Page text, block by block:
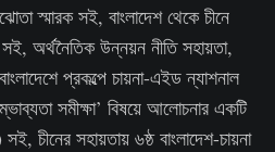
স্মারক সই, বাংলাদেশ থেকে চীনে
অর্থনৈতিক উন্নয়ন নীতি সহায়তা,
প্রকল্পে চায়না-এইড ন্যাশনাল
সমীক্ষা’ বিষয়ে আলোচনার একটি
চীনের সহায়তায় ৬ষ্ঠ বাংলাদেশ-চায়না